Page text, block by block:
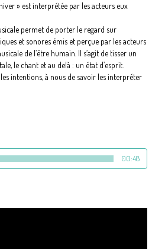
» est interprétée par les acteurs eux
permet de porter le regard sur
et sonores émis et perçue par les acteurs
de l’être humain. Il s’agit de tisser un
le chant et au delà : un état d’esprit.
intentions, à nous de savoir les interpréter
00:48